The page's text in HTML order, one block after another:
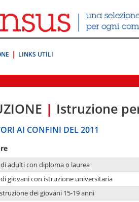
LINKS UTILI
| Istruzione
AI CONFINI DEL 2011
adulti con diploma o laurea
giovani con istruzione universitaria
dei giovani 15-19 anni